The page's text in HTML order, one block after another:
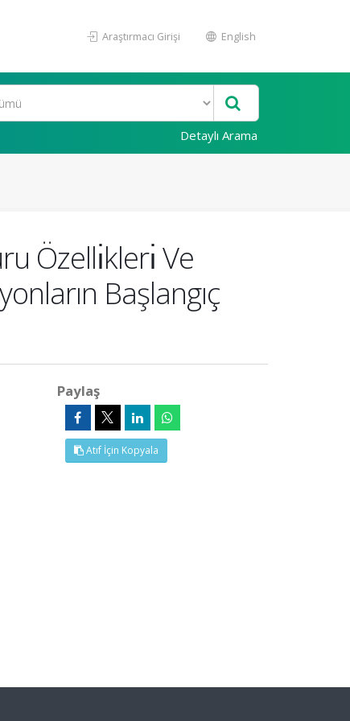
Araştırmacı Girişi English
Detaylı Arama
Özellı̇klerı̇ Ve
Başlangıç
Paylaş
Atıf İçin Kopyala